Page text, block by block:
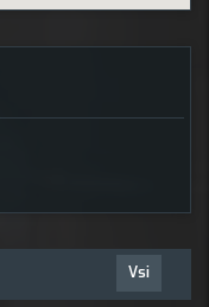
Vsi